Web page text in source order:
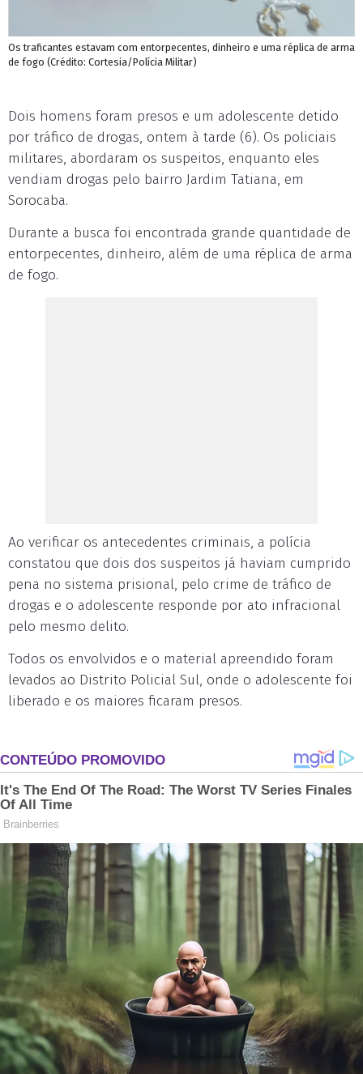
Os traficantes estavam com entorpecentes, dinheiro e uma réplica de arma
de fogo (Crédito: Cortesia/Polícia Militar)
Dois homens foram presos e um adolescente detido
por tráfico de drogas, ontem à tarde (6). Os policiais
militares, abordaram os suspeitos, enquanto eles
vendiam drogas pelo bairro Jardim Tatiana, em
Sorocaba.
Durante a busca foi encontrada grande quantidade de
entorpecentes, dinheiro, além de uma réplica de arma
de fogo.
Ao verificar os antecedentes criminais, a polícia
constatou que dois dos suspeitos já haviam cumprido
pena no sistema prisional, pelo crime de tráfico de
drogas e o adolescente responde por ato infracional
pelo mesmo delito.
Todos os envolvidos e o material apreendido foram
levados ao Distrito Policial Sul, onde o adolescente foi
liberado e os maiores ficaram presos.